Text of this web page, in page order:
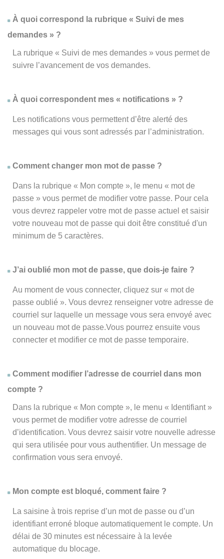
À quoi correspond la rubrique « Suivi de mes
demandes » ?
La rubrique « Suivi de mes demandes » vous permet de
suivre l’avancement de vos demandes.
À quoi correspondent mes « notifications » ?
Les notifications vous permettent d’être alerté des
messages qui vous sont adressés par l’administration.
Comment changer mon mot de passe ?
Dans la rubrique « Mon compte », le menu « mot de
passe » vous permet de modifier votre passe. Pour cela
vous devrez rappeler votre mot de passe actuel et saisir
votre nouveau mot de passe qui doit être constitué d'un
minimum de 5 caractères.
J’ai oublié mon mot de passe, que dois-je faire ?
Au moment de vous connecter, cliquez sur « mot de
passe oublié ». Vous devrez renseigner votre adresse de
courriel sur laquelle un message vous sera envoyé avec
un nouveau mot de passe.Vous pourrez ensuite vous
connecter et modifier ce mot de passe temporaire.
Comment modifier l’adresse de courriel dans mon
compte ?
Dans la rubrique « Mon compte », le menu « Identifiant »
vous permet de modifier votre adresse de courriel
d’identification. Vous devrez saisir votre nouvelle adresse
qui sera utilisée pour vous authentifier. Un message de
confirmation vous sera envoyé.
Mon compte est bloqué, comment faire ?
La saisine à trois reprise d’un mot de passe ou d’un
identifiant erroné bloque automatiquement le compte. Un
délai de 30 minutes est nécessaire à la levée
automatique du blocage.